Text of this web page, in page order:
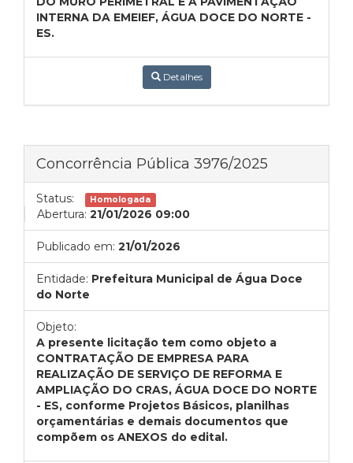
INTERNA DA EMEIEF, ÁGUA DOCE DO NORTE -
ES.
Detalhes
Concorrência Pública 3976/2025
Status: Homologada
Abertura: 21/01/2026 09:00
Publicado em: 21/01/2026
Entidade: Prefeitura Municipal de Água Doce
do Norte
Objeto:
A presente licitação tem como objeto a
CONTRATAÇÃO DE EMPRESA PARA
REALIZAÇÃO DE SERVIÇO DE REFORMA E
AMPLIAÇÃO DO CRAS, ÁGUA DOCE DO NORTE
- ES, conforme Projetos Básicos, planilhas
orçamentárias e demais documentos que
compõem os ANEXOS do edital.